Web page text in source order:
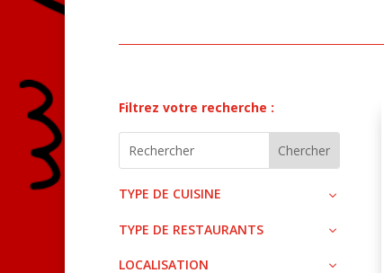
Filtrez votre recherche :
TYPE DE CUISINE
TYPE DE RESTAURANTS
LOCALISATION